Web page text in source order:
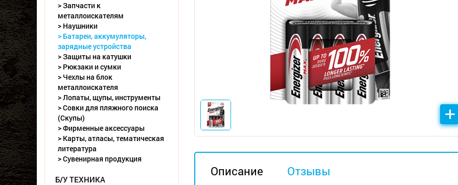
> Запчасти к
металлоискателям
> Наушники
> Батареи, аккумуляторы,
зарядные устройства
> Защиты на катушки
> Рюкзаки и сумки
> Чехлы на блок
металлоискателя
> Лопаты, щупы, инструменты
> Совки для пляжного поиска
(Скупы)
> Фирменные аксессуары
> Карты, атласы, тематическая
литература
> Сувенирная продукция
Б/У ТЕХНИКА
Описание Отзывы